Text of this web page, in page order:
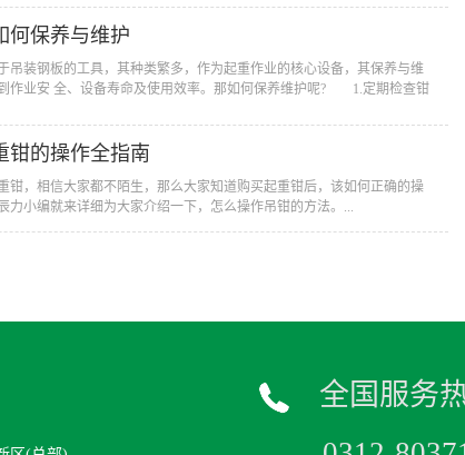
何保养与维护
吊装钢板的工具，其种类繁多，作为起重作业的核心设备，其保养与维
作业安 全、设备寿命及使用效率。那如何保养维护呢? 1.定期检查钳
钳的操作全指南
，相信大家都不陌生，那么大家知道购买起重钳后，该如何正确的操
力小编就来详细为大家介绍一下，怎么操作吊钳的方法。...
全国服务